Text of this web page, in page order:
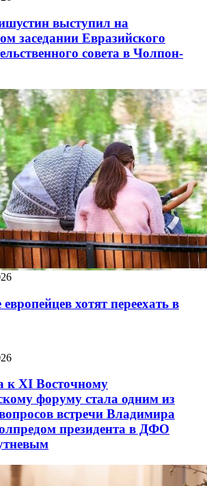
выступил на
заседании Евразийского
совета в Чолпон-
хотят переехать в
к XI Восточному
форуму стала одним из
встречи Владимира
президента в ДФО